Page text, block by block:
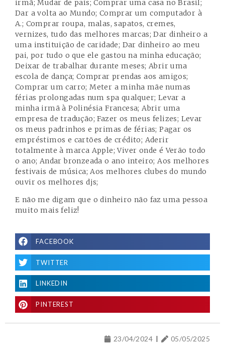
irmã; Mudar de país; Comprar uma casa no Brasil;
Dar a volta ao Mundo; Comprar um computador à
A.; Comprar roupa, malas, sapatos, cremes,
vernizes, tudo das melhores marcas; Dar dinheiro a
uma instituição de caridade; Dar dinheiro ao meu
pai, por tudo o que ele gastou na minha educação;
Deixar de trabalhar durante meses; Abrir uma
escola de dança; Comprar prendas aos amigos;
Comprar um carro; Meter a minha mãe numas
férias prolongadas num spa qualquer; Levar a
minha irmã à Polinésia Francesa; Abrir uma
empresa de tradução; Fazer os meus felizes; Levar
os meus padrinhos e primas de férias; Pagar os
empréstimos e cartões de crédito; Aderir
totalmente à marca Apple; Viver onde é Verão todo
o ano; Andar bronzeada o ano inteiro; Aos melhores
festivais de música; Aos melhores clubes do mundo
ouvir os melhores djs;
E não me digam que o dinheiro não faz uma pessoa
muito mais feliz!
FACEBOOK
TWITTER
LINKEDIN
PINTEREST
23/04/2024 05/05/2025